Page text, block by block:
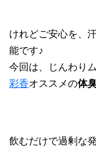
けれどご安心を、
能です♪
今回は、じんわり
彩香オススメの体
飲むだけで過剰な